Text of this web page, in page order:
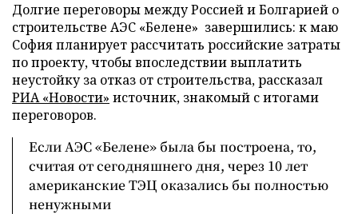
Долгие переговоры между Россией и Болгарией о
строительстве АЭС «Белене» завершились: к маю
София планирует рассчитать российские затраты
по проекту, чтобы впоследствии выплатить
неустойку за отказ от строительства, рассказал
РИА «Новости» источник, знакомый с итогами
переговоров.
Если АЭС «Белене» была бы построена, то,
считая от сегодняшнего дня, через 10 лет
американские ТЭЦ оказались бы полностью
ненужными